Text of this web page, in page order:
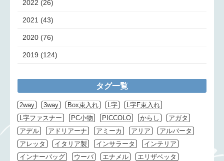
2022 (26)
2021 (43)
2020 (76)
2019 (124)
タグ一覧
2way 3way Box束入れ L字
L字F束入れ
L字ファスナー
PC小物 PICCOLO からし
アガタ
アデル
アドリアーナ アミーカ アリア
アルバータ
アレッタ
イタリア製 インサラータ
インテリア
インナーバッグ
ウーバ エナメル
エリザベッタ